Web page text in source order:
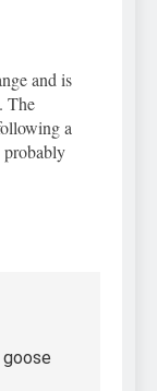
and is
The
a
probably
goose